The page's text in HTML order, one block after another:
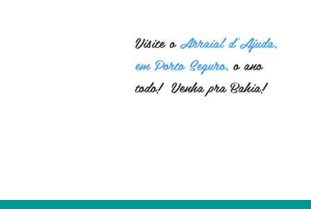
Visite oArraial d'Ajuda,
em Porto Seguro, o ano
todo! Venha pra Bahia!